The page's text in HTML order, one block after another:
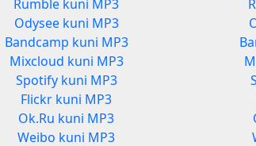
Rumble kuni MP3
Odysee kuni MP3
Bandcamp kuni MP3
Mixcloud kuni MP3
Spotify kuni MP3
Flickr kuni MP3
Ok.Ru kuni MP3
Weibo kuni MP3